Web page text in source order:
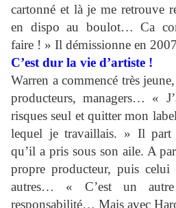
cartonné et là je me retrouve
en dispo au boulot… Ca
faire ! » Il démissionne en
C’est dur la vie d’artiste !
Warren a commencé très
producteurs, managers… «
risques seul et quitter mon
lequel je travaillais. » Il part
qu’il a pris sous son aile. A
propre producteur, puis
autres… « C’est un
responsabilité… Mais avec